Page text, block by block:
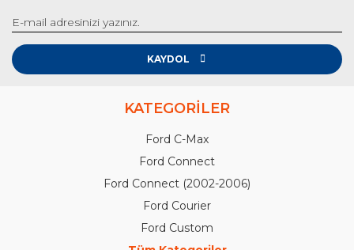
KAYDOL
KATEGORİLER
Ford C-Max
Ford Connect
Ford Connect (2002-2006)
Ford Courier
Ford Custom